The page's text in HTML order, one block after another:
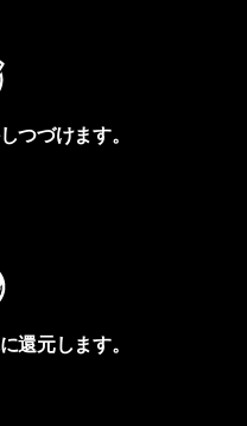
つづけます。
還元します。